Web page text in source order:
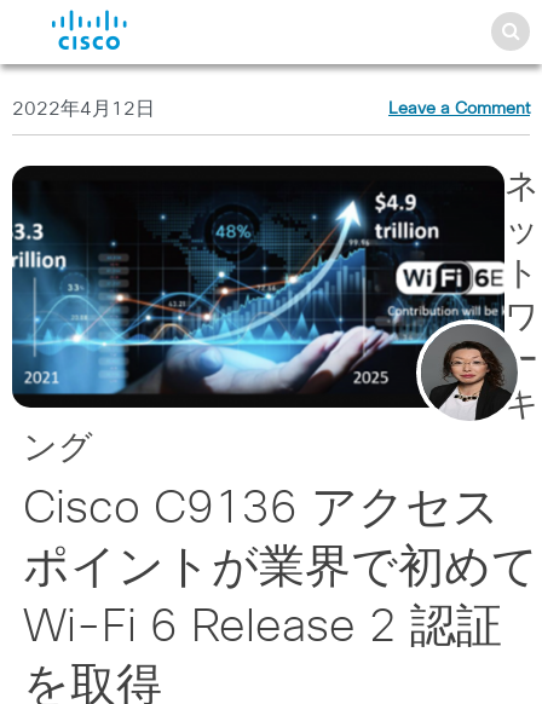
2022年4月12日 Leave a Comment
ネ
ッ
ト
ワ
ー
キ
ング
Cisco C9136 アクセス
ポイントが業界で初めて
Wi-Fi 6 Release 2 認証
を取得